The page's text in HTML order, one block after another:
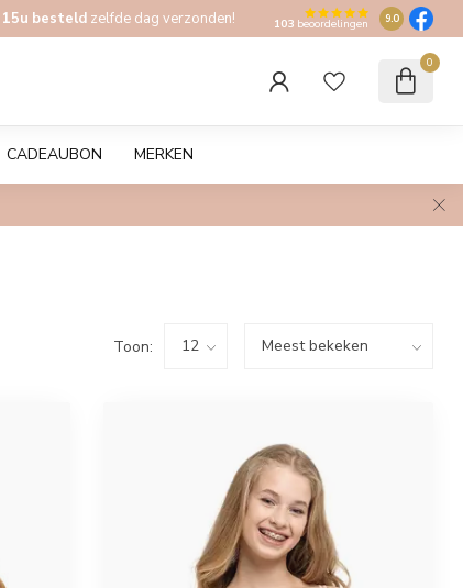
15u besteld zelfde dag verzonden! 103 beoordelingen 9.0
0
CADEAUBON MERKEN
Toon: